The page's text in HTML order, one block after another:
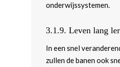
onderwijssystemen.
3.1.9. Leven lang
In een snel
zullen de banen ook